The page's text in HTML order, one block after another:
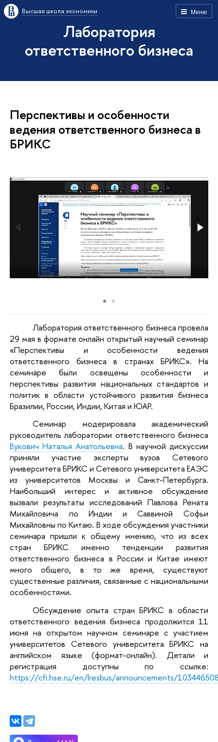
Меню
Высшая школа экономики
Лаборатория
ответственного бизнеса
Перспективы и особенности
ведения ответственного бизнеса в
БРИКС
Лаборатория ответственного бизнеса провела
29 мая в формате онлайн открытый научный семинар
«Перспективы и особенности ведения
ответственного бизнеса в странах БРИКС». На
семинаре были освещены особенности и
перспективы развития национальных стандартов и
политик в области устойчивого развития бизнеса
Бразилии, России, Индии, Китая и ЮАР.
Семинар модерировала академический
руководитель лаборатории ответственного бизнеса
Вукович Наталья Анатольевна. В научной дискуссии
приняли участие эксперты вузов Сетевого
университета БРИКС и Сетевого университета ЕАЭС
из университетов Москвы и Санкт-Петербурга.
Наибольший интерес и активное обсуждение
вызвали результаты исследований Павлова Рената
Михайловича по Индии и Саввиной Софьи
Михайловны по Китаю. В ходе обсуждения участники
семинара пришли к общему мнению, что из всех
стран БРИКС именно тенденции развития
ответственного бизнеса в России и Китае имеют
много общего, в то же время, существуют
существенные различия, связанные с национальными
особенностями.
Обсуждение опыта стран БРИКС в области
ответственного ведения бизнеса продолжится 11
июня на открытом научном семинаре с участием
университетов Сетевого университета БРИКС на
английском языке (формат-онлайн). Детали и
регистрация доступны по ссылке:
https://cfi.hse.ru/en/lresbus/announcements/